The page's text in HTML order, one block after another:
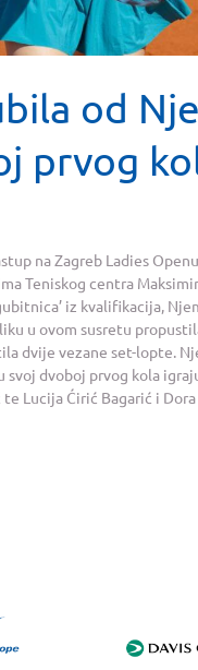
od
prvog
na Zagreb Ladies
Teniskog centra
iz kvalifikacija,
u ovom susretu
dvije vezane set-lopte.
svoj dvoboj prvog kola
te Lucija Ćirić Bagarić i